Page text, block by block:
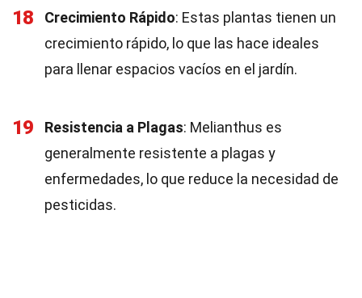
18 Crecimiento Rápido: Estas plantas tienen un
crecimiento rápido, lo que las hace ideales
para llenar espacios vacíos en el jardín.
19 Resistencia a Plagas: Melianthus es
generalmente resistente a plagas y
enfermedades, lo que reduce la necesidad de
pesticidas.